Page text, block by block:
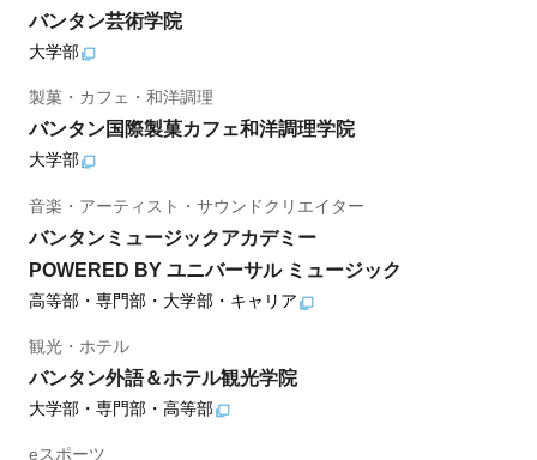
バンタン芸術学院
大学部
製菓・カフェ・和洋調理
バンタン国際製菓カフェ和洋調理学院
大学部
音楽・アーティスト・サウンドクリエイター
バンタンミュージックアカデミー
POWERED BY ユニバーサル ミュージック
高等部・専門部・大学部・キャリア
観光・ホテル
バンタン外語＆ホテル観光学院
大学部・専門部・高等部
eスポーツ